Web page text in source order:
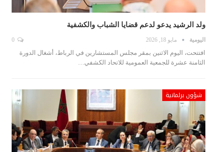
ولد الرشيد يدعو لدعم قضايا الشباب والكشفية
اليومية مايو 18, 2026
افتتحت، اليوم الاثنين بمقر مجلس المستشارين في الرباط، أشغال الدورة
الثامنة عشرة للجمعية العمومية للاتحاد الكشفي…
شؤون برلمانية